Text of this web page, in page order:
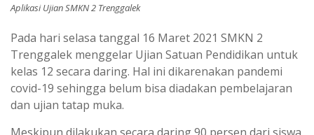
Aplikasi Ujian SMKN 2 Trenggalek
Pada hari selasa tanggal 16 Maret 2021 SMKN 2
Trenggalek menggelar Ujian Satuan Pendidikan untuk
kelas 12 secara daring. Hal ini dikarenakan pandemi
covid-19 sehingga belum bisa diadakan pembelajaran
dan ujian tatap muka.